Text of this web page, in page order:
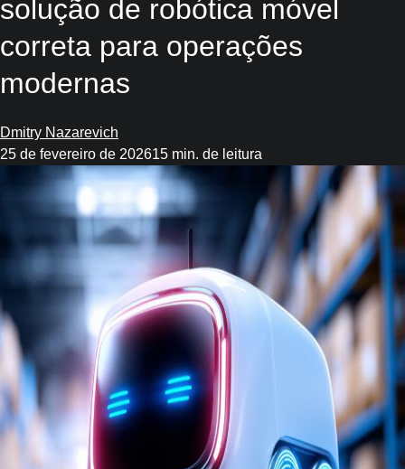
solução de robótica móvel
correta para operações
modernas
Dmitry Nazarevich
25 de fevereiro de 202615 min. de leitura